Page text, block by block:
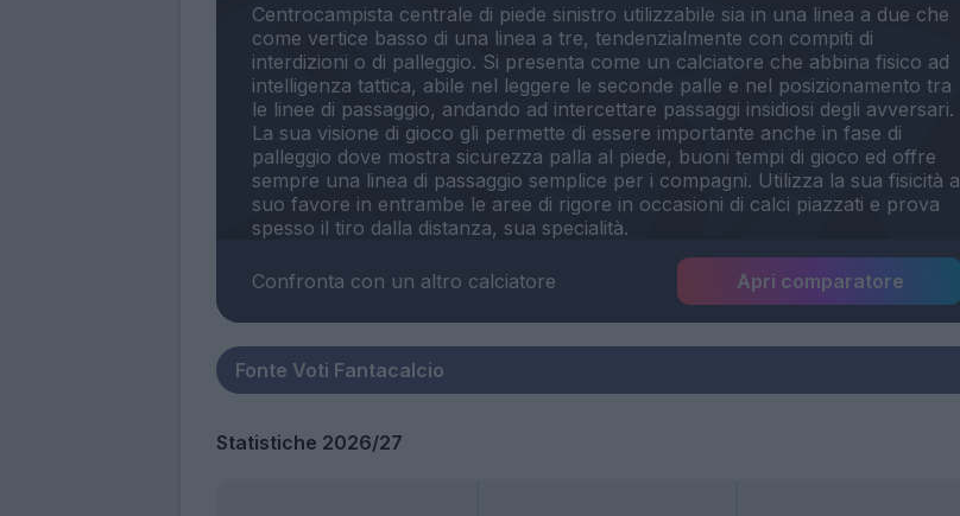
Centrocampista centrale di piede sinistro utilizzabile sia in una linea a due che
come vertice basso di una linea a tre, tendenzialmente con compiti di
interdizioni o di palleggio. Si presenta come un calciatore che abbina fisico ad
intelligenza tattica, abile nel leggere le seconde palle e nel posizionamento tra
le linee di passaggio, andando ad intercettare passaggi insidiosi degli avversari.
La sua visione di gioco gli permette di essere importante anche in fase di
palleggio dove mostra sicurezza palla al piede, buoni tempi di gioco ed offre
sempre una linea di passaggio semplice per i compagni. Utilizza la sua fisicità a
suo favore in entrambe le aree di rigore in occasioni di calci piazzati e prova
Confronta con un altro calciatore Apri comparatore
Statistiche 2026/27